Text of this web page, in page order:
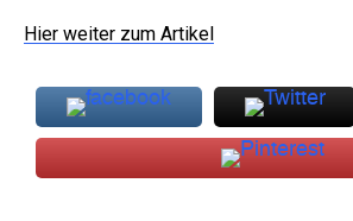
Hier weiter zum Artikel